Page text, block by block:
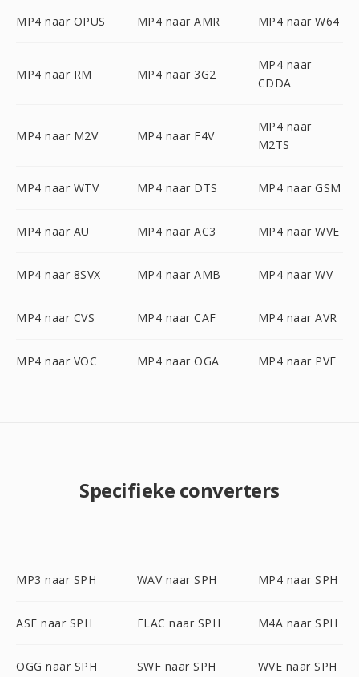
MP4 naar OPUS MP4 naar AMR MP4 naar W64
MP4 naar RM MP4 naar 3G2
MP4 naar
CDDA
MP4 naar M2V MP4 naar F4V
MP4 naar
M2TS
MP4 naar WTV MP4 naar DTS MP4 naar GSM
MP4 naar AU MP4 naar AC3 MP4 naar WVE
MP4 naar 8SVX MP4 naar AMB MP4 naar WV
MP4 naar CVS MP4 naar CAF MP4 naar AVR
MP4 naar VOC MP4 naar OGA MP4 naar PVF
Specifieke converters
MP3 naar SPH WAV naar SPH MP4 naar SPH
ASF naar SPH FLAC naar SPH M4A naar SPH
OGG naar SPH SWF naar SPH WVE naar SPH